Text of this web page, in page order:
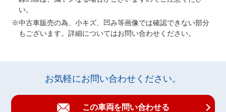
い。
中古車販売の為、小キズ、凹み等画像では確認できない部分
もございます。詳細についてはお問い合わせください。
お気軽にお問い合わせください。
この車両を問い合わせる